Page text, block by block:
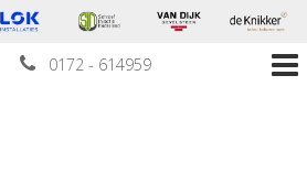
0172 - 614959